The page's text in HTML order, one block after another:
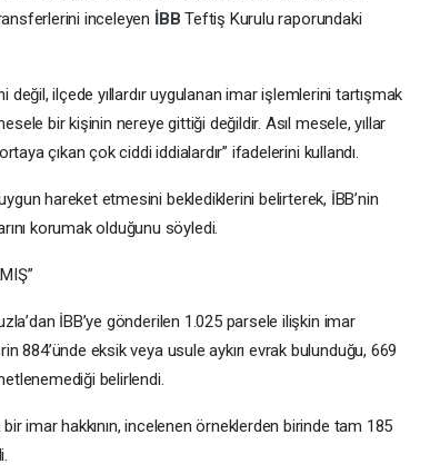
inceleyen İBBTeftiş Kurulu raporundaki
değil, ilçede yıllardır uygulanan imar işlemlerini tartışmak
bir kişinin nereye gittiği değildir. Asıl mesele, yıllar
çıkan çok ciddi iddialardır” ifadelerini kullandı.
hareket etmesini beklediklerini belirterek, İBB’nin
korumak olduğunu söyledi.
İBB’ye gönderilen 1.025 parsele ilişkin imar
884’ünde eksik veya usule aykırı evrak bulunduğu, 669
belirlendi.
imar hakkının, incelenen örneklerden birinde tam 185